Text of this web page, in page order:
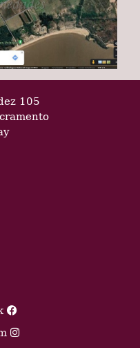
105